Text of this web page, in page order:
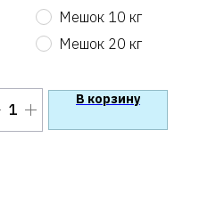
Мешок 10 кг
Мешок 20 кг
В корзину